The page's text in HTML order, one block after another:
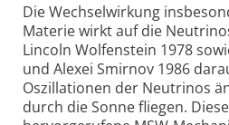
Die Wechselwirkung
Materie wirkt auf die
Lincoln Wolfenstein 1978
und Alexei Smirnov 1986
Oszillationen der Neutrinos
durch die Sonne fliegen.